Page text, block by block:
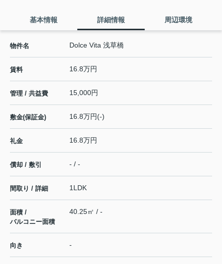
基本情報 詳細情報 周辺環境
物件名 Dolce Vita 浅草橋
賃料 16.8万円
管理 / 共益費 15,000円
敷金(保証金) 16.8万円(-)
礼金 16.8万円
償却 / 敷引 - / -
間取り / 詳細 1LDK
面積 /
バルコニー面積
40.25㎡ / -
向き -